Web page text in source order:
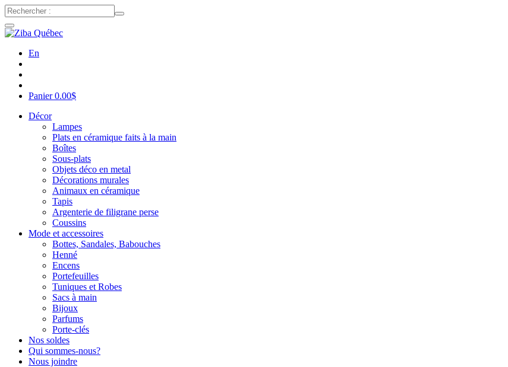
En
Panier0.00$
Décor
Lampes
Plats en céramique faits à la main
Boîtes
Sous-plats
Objets déco en metal
Décorations murales
Animaux en céramique
Tapis
Argenterie de filigrane perse
Coussins
Mode et accessoires
Bottes, Sandales, Babouches
Henné
Encens
Portefeuilles
Tuniques et Robes
Sacs à main
Bijoux
Parfums
Porte-clés
Nos soldes
Qui sommes-nous?
Nous joindre